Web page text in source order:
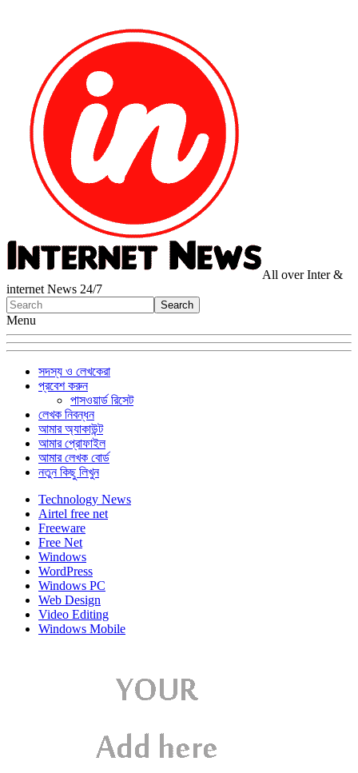
All over Inter &
internet News 24/7
Menu
সদস্য ও লেখকেরা
প্রবেশ করুন
পাসওয়ার্ড রিসেট
লেখক নিবন্ধন
আমার অ্যাকাউন্ট
আমার প্রোফাইল
আমার লেখক বোর্ড
নতুন কিছু লিখুন
Technology News
Airtel free net
Freeware
Free Net
Windows
WordPress
Windows PC
Web Design
Video Editing
Windows Mobile